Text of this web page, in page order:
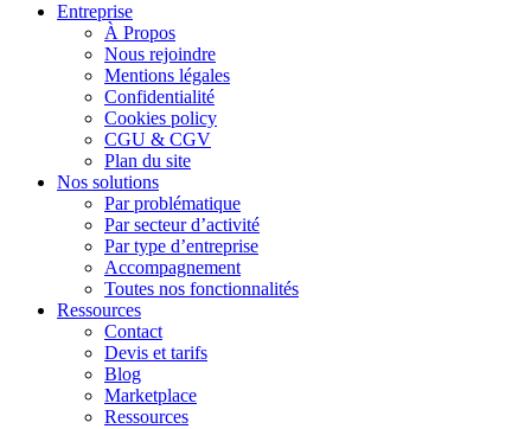
Entreprise
À Propos
Nous rejoindre
Mentions légales
Confidentialité
Cookies policy
CGU & CGV
Plan du site
Nos solutions
Par problématique
Par secteur d’activité
Par type d’entreprise
Accompagnement
Toutes nos fonctionnalités
Ressources
Contact
Devis et tarifs
Blog
Marketplace
Ressources